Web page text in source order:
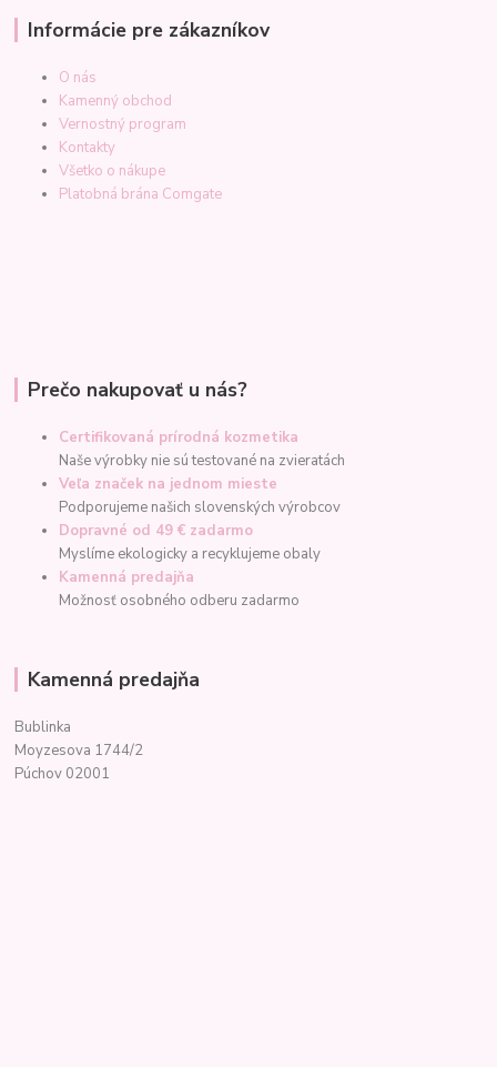
Informácie pre zákazníkov
O nás
Kamenný obchod
Vernostný program
Kontakty
Všetko o nákupe
Platobná brána Comgate
Prečo nakupovať u nás?
Certifikovaná prírodná kozmetika
Naše výrobky nie sú testované na zvieratách
Veľa značek na jednom mieste
Podporujeme našich slovenských výrobcov
Dopravné od 49 € zadarmo
Myslíme ekologicky a recyklujeme obaly
Kamenná predajňa
Možnosť osobného odberu zadarmo
Kamenná predajňa
Bublinka
Moyzesova 1744/2
Púchov 02001